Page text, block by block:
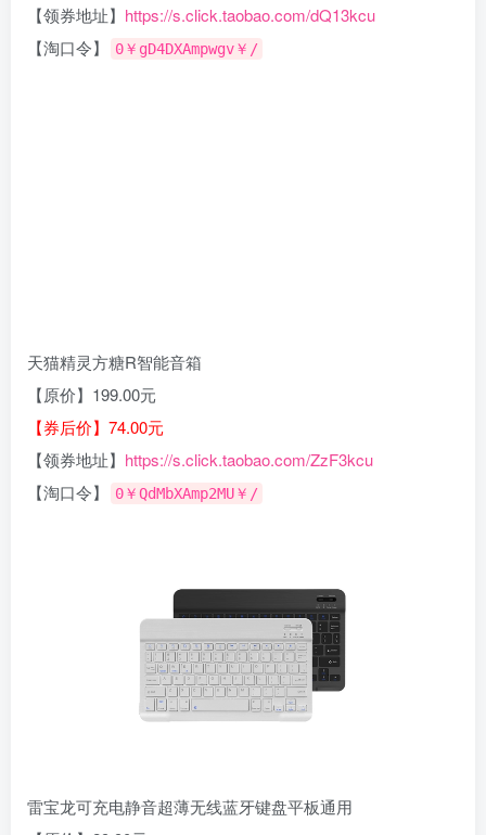
【领券地址】 https://s.click.taobao.com/dQ13kcu
【淘口令】
0￥gD4DXAmpwgv￥/
天猫精灵方糖R智能音箱
【原价】199.00元
【券后价】74.00元
【领券地址】 https://s.click.taobao.com/ZzF3kcu
【淘口令】
0￥QdMbXAmp2MU￥/
雷宝龙可充电静音超薄无线蓝牙键盘平板通用